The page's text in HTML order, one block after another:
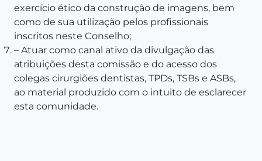
exercício ético da construção de imagens, bem
como de sua utilização pelos profissionais
inscritos neste Conselho;
– Atuar como canal ativo da divulgação das
atribuições desta comissão e do acesso dos
colegas cirurgiões dentistas, TPDs, TSBs e ASBs,
ao material produzido com o intuito de esclarecer
esta comunidade.